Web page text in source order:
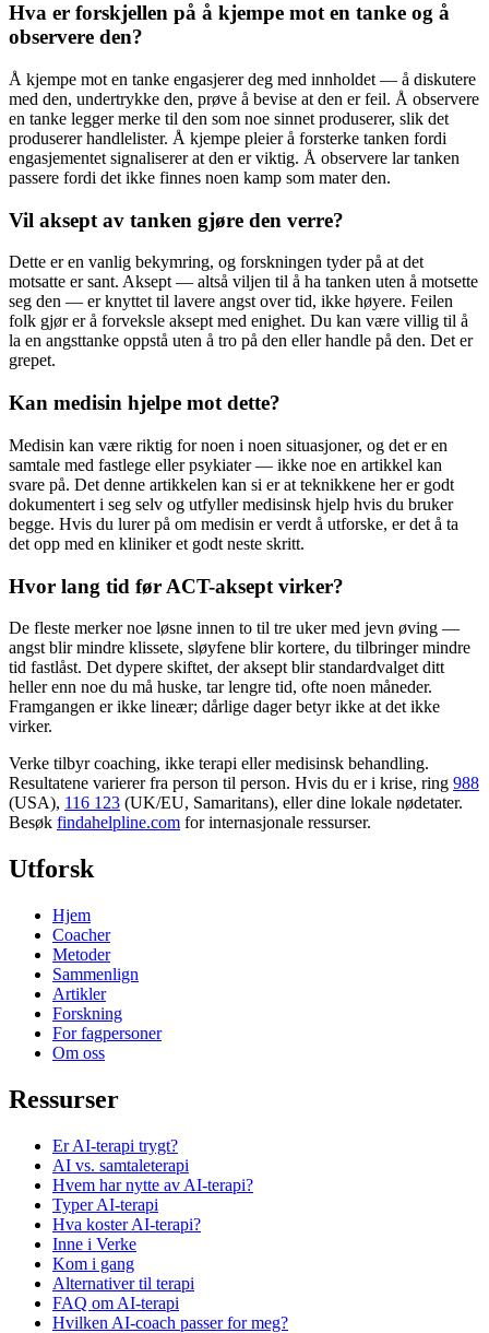
Hva er forskjellen på å kjempe mot en tanke og å
observere den?
Å kjempe mot en tanke engasjerer deg med innholdet — å diskutere
med den, undertrykke den, prøve å bevise at den er feil. Å observere
en tanke legger merke til den som noe sinnet produserer, slik det
produserer handlelister. Å kjempe pleier å forsterke tanken fordi
engasjementet signaliserer at den er viktig. Å observere lar tanken
passere fordi det ikke finnes noen kamp som mater den.
Vil aksept av tanken gjøre den verre?
Dette er en vanlig bekymring, og forskningen tyder på at det
motsatte er sant. Aksept — altså viljen til å ha tanken uten å motsette
seg den — er knyttet til lavere angst over tid, ikke høyere. Feilen
folk gjør er å forveksle aksept med enighet. Du kan være villig til å
la en angsttanke oppstå uten å tro på den eller handle på den. Det er
grepet.
Kan medisin hjelpe mot dette?
Medisin kan være riktig for noen i noen situasjoner, og det er en
samtale med fastlege eller psykiater — ikke noe en artikkel kan
svare på. Det denne artikkelen kan si er at teknikkene her er godt
dokumentert i seg selv og utfyller medisinsk hjelp hvis du bruker
begge. Hvis du lurer på om medisin er verdt å utforske, er det å ta
det opp med en kliniker et godt neste skritt.
Hvor lang tid før ACT-aksept virker?
De fleste merker noe løsne innen to til tre uker med jevn øving —
angst blir mindre klissete, sløyfene blir kortere, du tilbringer mindre
tid fastlåst. Det dypere skiftet, der aksept blir standardvalget ditt
heller enn noe du må huske, tar lengre tid, ofte noen måneder.
Framgangen er ikke lineær; dårlige dager betyr ikke at det ikke
virker.
Verke tilbyr coaching, ikke terapi eller medisinsk behandling.
Resultatene varierer fra person til person. Hvis du er i krise, ring 988
(USA), 116 123 (UK/EU, Samaritans), eller dine lokale nødetater.
Besøk findahelpline.com for internasjonale ressurser.
Utforsk
Hjem
Coacher
Metoder
Sammenlign
Artikler
Forskning
For fagpersoner
Om oss
Ressurser
Er AI-terapi trygt?
AI vs. samtaleterapi
Hvem har nytte av AI-terapi?
Typer AI-terapi
Hva koster AI-terapi?
Inne i Verke
Kom i gang
Alternativer til terapi
FAQ om AI-terapi
Hvilken AI-coach passer for meg?